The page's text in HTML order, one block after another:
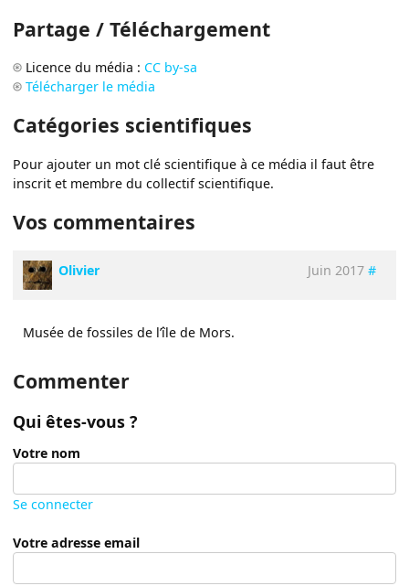
Partage / Téléchargement
Licence du média : CC by-sa
Télécharger le média
Catégories scientifiques
Pour ajouter un mot clé scientifique à ce média il faut être
inscrit et membre du collectif scientifique.
Vos commentaires
Olivier Juin 2017 #
Musée de fossiles de l’île de Mors.
Commenter
Qui êtes-vous ?
Votre nom
Se connecter
Votre adresse email